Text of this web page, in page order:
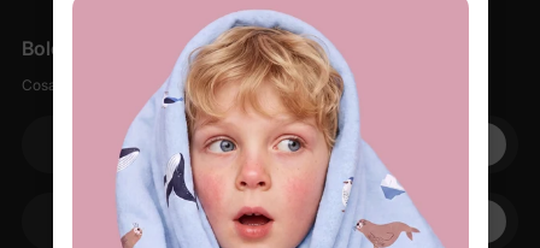
Boletín informativo
Cosas suaves, pequeños descuentos, cero spam.
Su correo electrónico
Su teléfono